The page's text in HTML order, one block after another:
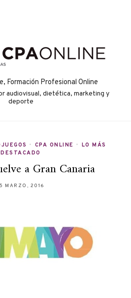
Formación Profesional Online
audiovisual, dietética, marketing y
deporte
• CPA ONLINE • LO MÁS
DESTACADO
a Gran Canaria
MARZO, 2016